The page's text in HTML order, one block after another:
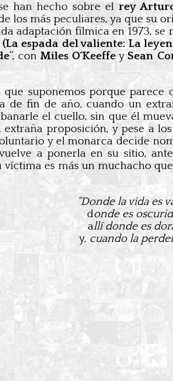
han hecho sobre el rey
los más peculiares, ya que su
adaptación fílmica en 1973,
(La espada del valiente: La
“, con Miles O´Keeffe ySean
que suponemos porque
de fin de año, cuando un
el cuello, sin que él
proposición, y pese a
y el monarca decide
a ponerla en su sitio,
es más un muchacho
“Donde la vida es
donde es
allí donde es
y, cuando la